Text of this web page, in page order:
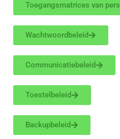
Toegangsmatrices van
Wachtwoordbeleid
Communicatiebeleid
Toestelbeleid
Backupbeleid